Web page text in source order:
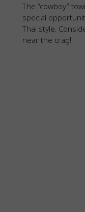
The “cowboy”
special
Thai style.
near the crag!